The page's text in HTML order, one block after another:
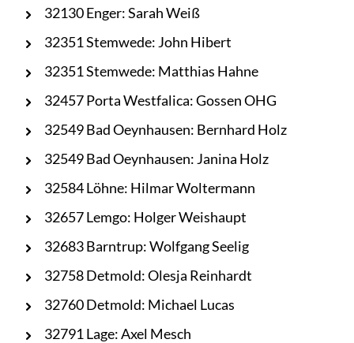
32130 Enger: Sarah Weiß
32351 Stemwede: John Hibert
32351 Stemwede: Matthias Hahne
32457 Porta Westfalica: Gossen OHG
32549 Bad Oeynhausen: Bernhard Holz
32549 Bad Oeynhausen: Janina Holz
32584 Löhne: Hilmar Woltermann
32657 Lemgo: Holger Weishaupt
32683 Barntrup: Wolfgang Seelig
32758 Detmold: Olesja Reinhardt
32760 Detmold: Michael Lucas
32791 Lage: Axel Mesch